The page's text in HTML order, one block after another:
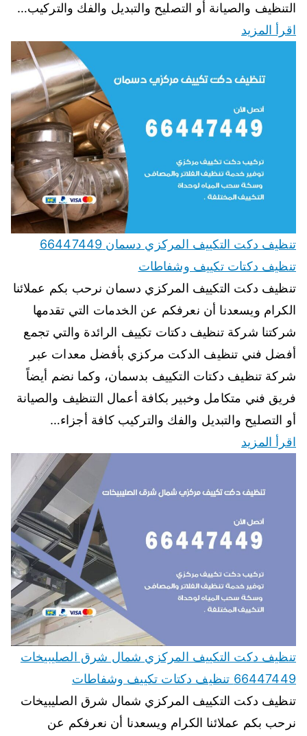
التنظيف والصيانة أو التصليح والتبديل والفك والتركيب…
اقرأ المزيد
تنظيف دكت التكييف المركزي دسمان 66447449
تنظيف دكتات تكييف وشفاطات
تنظيف دكت التكييف المركزي دسمان نرحب بكم عملائنا
الكرام ويسعدنا أن نعرفكم عن الخدمات التي تقدمها
شركتنا شركة تنظيف دكتات تكييف الرائدة والتي تجمع
أفضل فني تنظيف الدكت مركزي بأفضل معدات عبر
شركة تنظيف دكتات التكييف بدسمان، وكما نضم أيضاً
فريق فني متكامل وخبير بكافة أعمال التنظيف والصيانة
أو التصليح والتبديل والفك والتركيب كافة أجزاء…
اقرأ المزيد
تنظيف دكت التكييف المركزي شمال شرق الصليبيخات
66447449 تنظيف دكتات تكييف وشفاطات
تنظيف دكت التكييف المركزي شمال شرق الصليبيخات
نرحب بكم عملائنا الكرام ويسعدنا أن نعرفكم عن